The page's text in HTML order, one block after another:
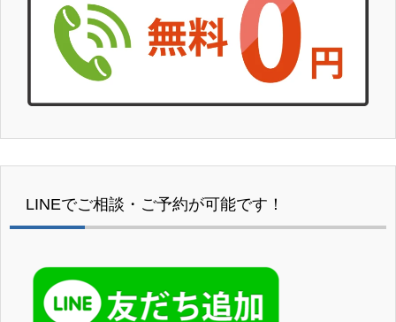
LINEでご相談・ご予約が可能です！